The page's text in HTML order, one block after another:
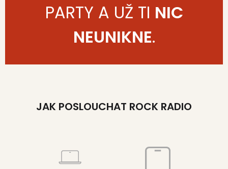
PARTY A UŽ TI NIC
NEUNIKNE.
JAK POSLOUCHAT ROCK RADIO